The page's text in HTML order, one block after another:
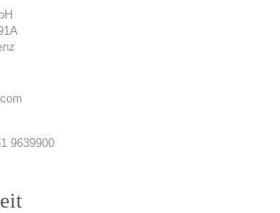
9639900